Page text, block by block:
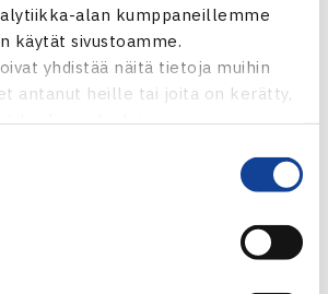
alan kumppaneillemme
käytät sivustoamme.
yhdistää näitä tietoja muihin
antanut heille tai joita on kerätty,
heidän palvelujaan.
HVS (7.) – Santtu Leskinen HVS
HVS – Mika Kosonen Smash (5.) 64